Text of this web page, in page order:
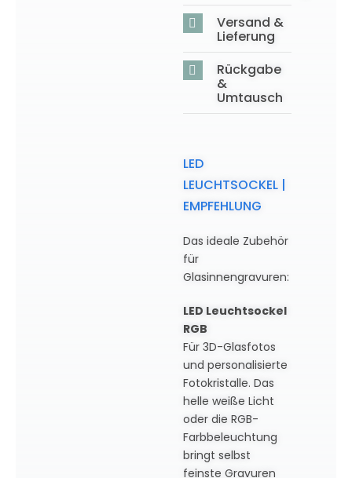
Versand &
Lieferung
Rückgabe
&
Umtausch
LED
LEUCHTSOCKEL |
EMPFEHLUNG
Das ideale Zubehör
für
Glasinnengravuren:
LED Leuchtsockel
RGB
Für 3D-Glasfotos
und personalisierte
Fotokristalle. Das
helle weiße Licht
oder die RGB-
Farbbeleuchtung
bringt selbst
feinste Gravuren